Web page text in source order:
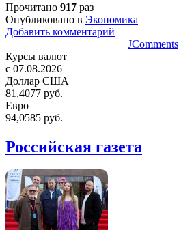
Прочитано 917 раз
Опубликовано в Экономика
Добавить комментарий
JComments
Курсы валют
c 07.08.2026
Доллар США
81,4077 руб.
Евро
94,0585 руб.
Российская газета